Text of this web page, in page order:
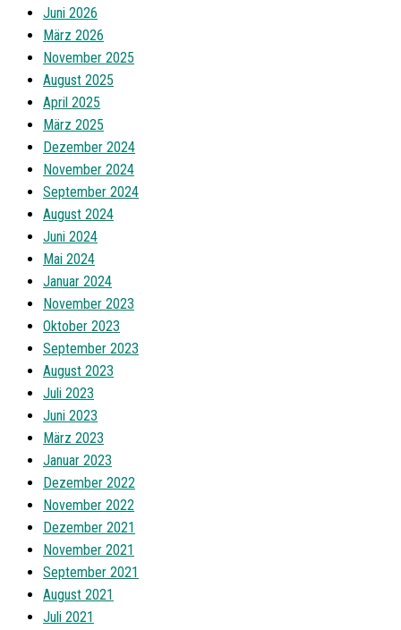
Juni 2026
März 2026
November 2025
August 2025
April 2025
März 2025
Dezember 2024
November 2024
September 2024
August 2024
Juni 2024
Mai 2024
Januar 2024
November 2023
Oktober 2023
September 2023
August 2023
Juli 2023
Juni 2023
März 2023
Januar 2023
Dezember 2022
November 2022
Dezember 2021
November 2021
September 2021
August 2021
Juli 2021